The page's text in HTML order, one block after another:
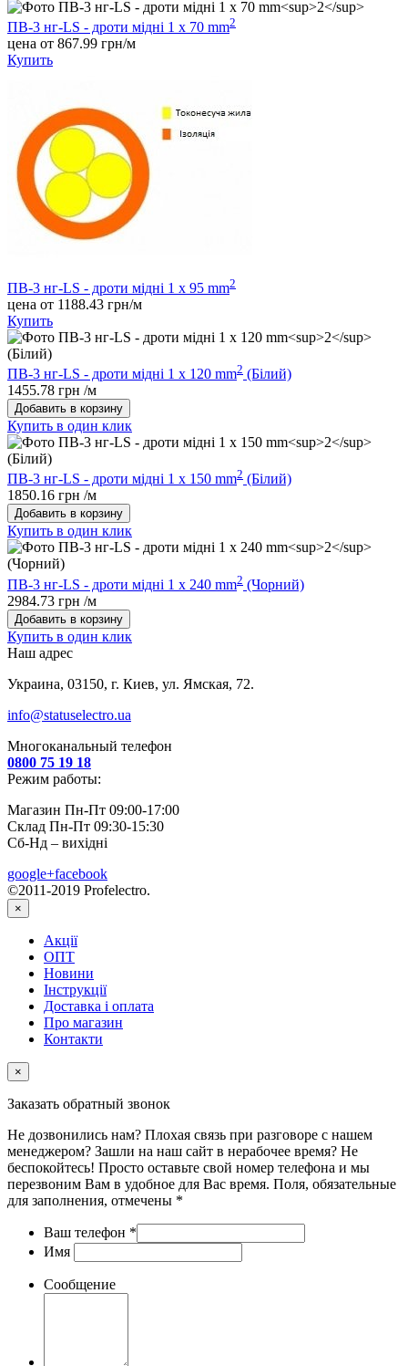
ПВ-3 нг-LS - дроти мідні 1 х 70 mm2
цена от 867.99 грн/м
Купить
ПВ-3 нг-LS - дроти мідні 1 х 95 mm2
цена от 1188.43 грн/м
Купить
ПВ-3 нг-LS - дроти мідні 1 х 120 mm2 (Білий)
1455.78 грн /м
Добавить в корзину
Купить в один клик
ПВ-3 нг-LS - дроти мідні 1 х 150 mm2 (Білий)
1850.16 грн /м
Добавить в корзину
Купить в один клик
ПВ-3 нг-LS - дроти мідні 1 х 240 mm2 (Чорний)
2984.73 грн /м
Добавить в корзину
Купить в один клик
Наш адрес
Украина, 03150, г. Киев, ул. Ямская, 72.
info@statuselectro.ua
Многоканальный телефон
0800 75 19 18
Режим работы:
Магазин Пн-Пт 09:00-17:00
Склад Пн-Пт 09:30-15:30
Сб-Нд – вихідні
google+facebook
©2011-2019 Profelectro.
×
Акції
ОПТ
Новини
Інструкції
Доставка і оплата
Про магазин
Контакти
×
Заказать обратный звонок
Не дозвонились нам? Плохая связь при разговоре с нашем
менеджером? Зашли на наш сайт в нерабочее время? Не
беспокойтесь! Просто оставьте свой номер телефона и мы
перезвоним Вам в удобное для Вас время. Поля, обязательные
для заполнения, отмечены *
Ваш телефон *
Имя
Сообщение